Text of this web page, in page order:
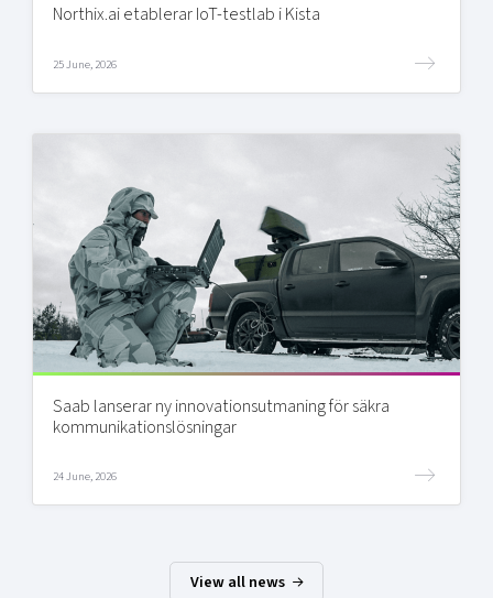
Northix.ai etablerar IoT-testlab i Kista
25 June, 2026
Saab lanserar ny innovationsutmaning för säkra
kommunikationslösningar
24 June, 2026
View all news